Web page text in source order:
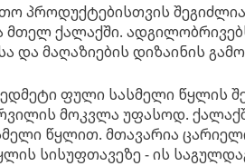
პროდუქტებისთვის
მთელ ქალაქში.
და მაღაზიების დიზაინის
ფული სასმელი წყლის
მოკვლა უფასოდ.
წყლით. მთავარია
სისუფთავეზე - ის